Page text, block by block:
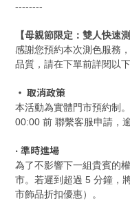
--------
【母親節限定：雙人快速
感謝您預約本次測色服務
品質，請在下單前詳閱以下
‧ 取消政策
本活動為實體門市預約制
00:00 前 聯繫客服申請，
‧ 準時進場
為了不影響下一組貴賓的
市。若遲到超過 5 分鐘，
市飾品折扣優惠）。